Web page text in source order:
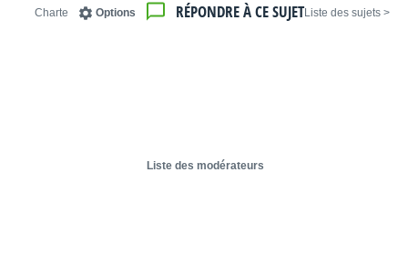
< Liste des sujets
RÉPONDRE À CE SUJET
Options
Charte
Liste des modérateurs